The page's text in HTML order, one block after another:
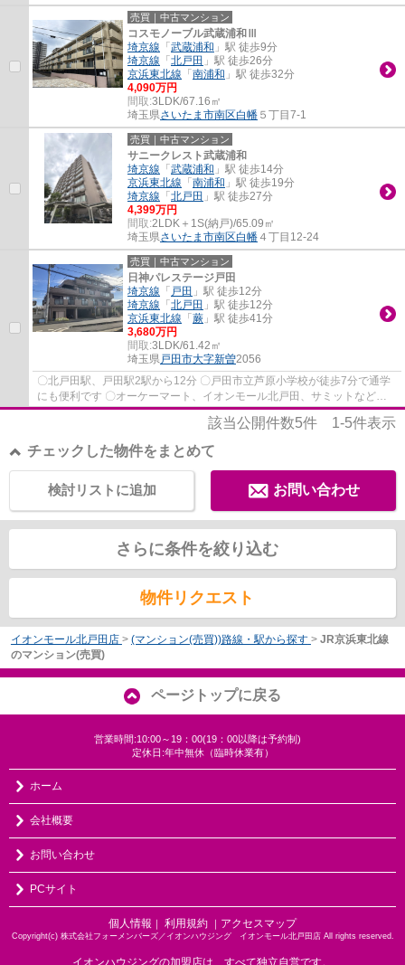
売買｜中古マンション
コスモノーブル武蔵浦和Ⅲ
埼京線 「 武蔵浦和 」駅 徒歩9分
埼京線 「 北戸田 」駅 徒歩26分
京浜東北線 「 南浦和 」駅 徒歩32分
4,090万円
間取:3LDK/67.16㎡
埼玉県さいたま市南区白幡 ５丁目7-1
売買｜中古マンション
サニークレスト武蔵浦和
埼京線 「 武蔵浦和 」駅 徒歩14分
京浜東北線 「 南浦和 」駅 徒歩19分
埼京線 「 北戸田 」駅 徒歩27分
4,399万円
間取:2LDK＋1S(納戸)/65.09㎡
埼玉県さいたま市南区白幡 ４丁目12-24
売買｜中古マンション
日神パレステージ戸田
埼京線 「 戸田 」駅 徒歩12分
埼京線 「 北戸田 」駅 徒歩12分
京浜東北線 「 蕨 」駅 徒歩41分
3,680万円
間取:3LDK/61.42㎡
埼玉県戸田市大字新曽2056
〇北戸田駅、戸田駅2駅から12分 〇戸田市立芦原小学校が徒歩7分で通学
にも便利です 〇オーケーマート、イオンモール北戸田、サミットなどの
スーパーも近くにあり、生活環境が整ってい...
該当公開件数5件 1-5件表示
チェックした物件をまとめて
お問い合わせ
検討リストに追加
さらに条件を絞り込む
物件リクエスト
イオンモール北戸田店 > (マンション(売買))路線・駅から探す > JR京浜東北線
のマンション(売買)
ページトップに戻る
営業時間:10:00～19：00(19：00以降は予約制)
定休日:年中無休（臨時休業有）
ホーム
会社概要
お問い合わせ
PCサイト
個人情報 ｜ 利用規約 ｜ アクセスマップ
Copyright(c) 株式会社フォーメンバーズ／イオンハウジング イオンモール北戸田店 All rights reserved.
イオンハウジングの加盟店は、すべて独立自営です。